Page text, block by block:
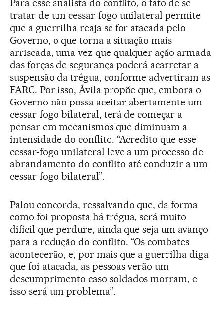
Para esse analista do conflito, o fato de se
tratar de um cessar-fogo unilateral permite
que a guerrilha reaja se for atacada pelo
Governo, o que torna a situação mais
arriscada, uma vez que qualquer ação armada
das forças de segurança poderá acarretar a
suspensão da trégua, conforme advertiram as
FARC. Por isso, Ávila propõe que, embora o
Governo não possa aceitar abertamente um
cessar-fogo bilateral, terá de começar a
pensar em mecanismos que diminuam a
intensidade do conflito. “Acredito que esse
cessar-fogo unilateral leve a um processo de
abrandamento do conflito até conduzir a um
cessar-fogo bilateral”.
Palou concorda, ressalvando que, da forma
como foi proposta há trégua, será muito
difícil que perdure, ainda que seja um avanço
para a redução do conflito. “Os combates
acontecerão, e, por mais que a guerrilha diga
que foi atacada, as pessoas verão um
descumprimento caso soldados morram, e
isso será um problema”.